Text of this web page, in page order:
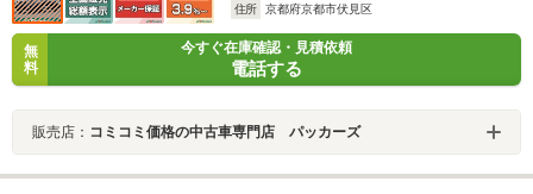
住所
京都府京都市伏見区
無
料
今すぐ在庫確認・見積依頼
電話する
販売店： コミコミ価格の中古車専門店 パッカーズ